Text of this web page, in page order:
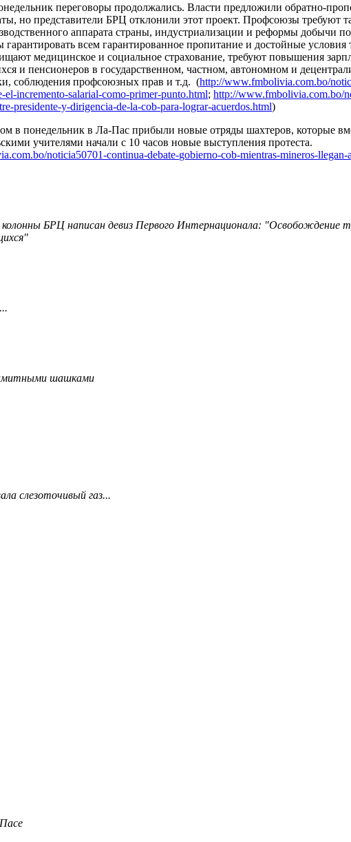
переговоры продолжались. Власти предложили обратно-
но представители БРЦ отклонили этот проект. Профсоюзы требуют
аппарата страны, индустриализации и реформы добычи
гарантировать всем гарантированное пропитание и достойные условия
медицинское и социальное страхование, требуют повышения
и пенсионеров в государственном, частном, автономном и
соблюдения профсоюзных прав и т.д. (http://www.fmbolivia.com.bo/
el-incremento-salarial-como-primer-punto.html; http://www.fmbolivia.com.bo/
presidente-y-dirigencia-de-la-cob-para-lograr-acuerdos.html)
в понедельник в Ла-Пас прибыли новые отряды шахтеров, которые
учителями начали с 10 часов новые выступления протеста.
noticia50701-continua-debate-gobierno-cob-mientras-mineros-llegan-
БРЦ написан девиз Первого Интернационала: "Освобождение
шашками
слезоточивый газ...